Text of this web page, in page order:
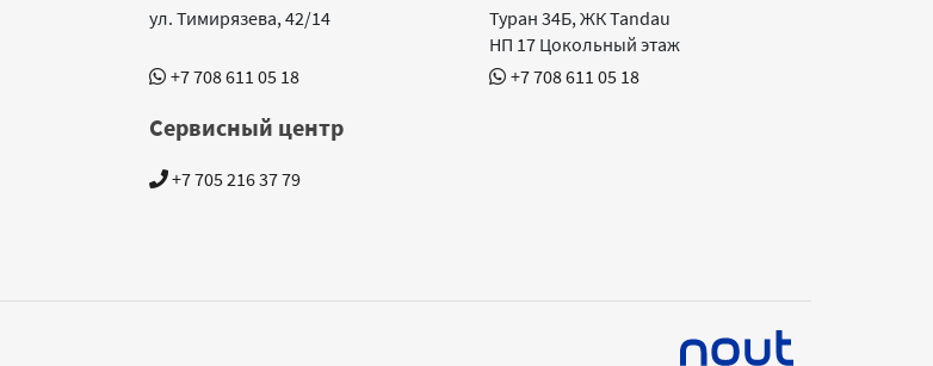
ул. Тимирязева, 42/14
+7 708 611 05 18
Туран 34Б, ЖК Tandau
НП 17 Цокольный этаж
+7 708 611 05 18
Сервисный центр
+7 705 216 37 79